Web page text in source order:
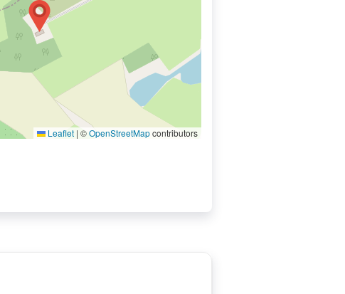
Leaflet | ©OpenStreetMapcontributors